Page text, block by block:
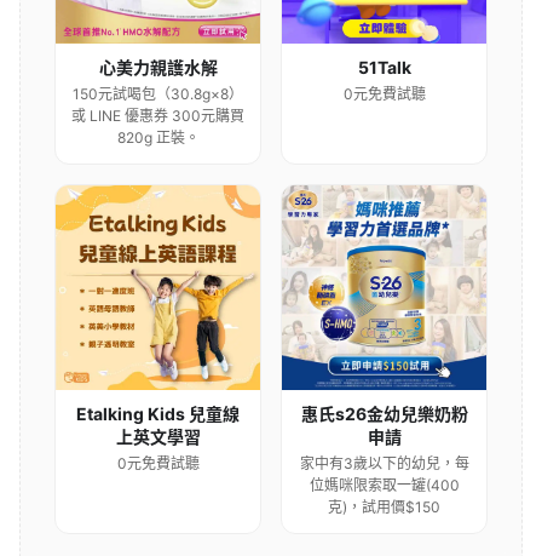
心美力親護水解
150元試喝包（30.8g×8）
或 LINE 優惠券 300元購買
820g 正裝。
51Talk
0元免費試聽
Etalking Kids 兒童線
上英文學習
0元免費試聽
惠氏s26金幼兒樂奶粉
申請
家中有3歲以下的幼兒，每
位媽咪限索取一罐(400
克)，試用價$150